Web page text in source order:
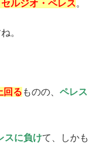
ルジオ・ペレス。
。
回る ものの、 ペレス
スに負けて、しかも